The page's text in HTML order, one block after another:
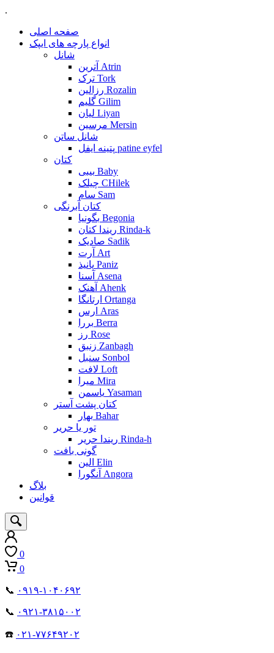
.
صفحه اصلی
انواع پارچه های ایپک
شانل
آترین Atrin
ترک Tork
رزالین Rozalin
گلیم Gilim
لیان Liyan
مرسین Mersin
شانل ساتن
پتینه ایفل patine eyfel
کتان
بیبی Baby
چیلک CHilek
سام Sam
کتان آبرنگی
بگونیا Begonia
ریندا کتان Rinda-k
صادیک Sadik
آرت Art
پانیذ Paniz
آسنا Asena
آهنک Ahenk
ارتانگا Ortanga
ارس Aras
بررا Berra
رز Rose
زنبق Zanbagh
سنبل Sonbol
لافت Loft
میرا Mira
یاسمن Yasaman
کتان پشت آستر
بهار Bahar
تور یا حریر
ریندا حریر Rinda-h
گونی بافت
الین Elin
آنگورا Angora
بلاگ
قوانین
0
0
📞 ۰۹۱۹-۱۰۴۰۶۹۲
📞 ۰۹۲۱-۳۸۱۵۰۰۲
☎️ ۰۲۱-۷۷۶۴۹۲۰۲